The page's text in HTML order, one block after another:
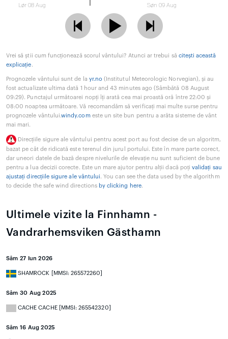
Lør 08 Aug Søn 09 Aug
Vrei să știi cum funcționează scorul vântului? Atunci ar trebui să citești această
explicație.
Prognozele vântului sunt de la yr.no (Institutul Meteorologic Norvegian), și au
fost actualizate ultima dată 1 hour and 43 minutes ago (Sâmbătă 08 August
09:29). Punctajul următoarei nopți îți arată cea mai proastă oră între 22:00 și
08:00 noaptea următoare. Vă recomandăm să verificați mai multe surse pentru
prognozele vântului.windy.comeste un site bun pentru a arăta sisteme de vânt
mai mari.
Direcțiile sigure ale vântului pentru acest port au fost decise de un algoritm,
bazat pe cât de ridicată este terenul din jurul portului. Este în mare parte corect,
dar uneori datele de bază despre nivelurile de elevație nu sunt suficient de bune
pentru a lua decizii corecte. Este un mare ajutor pentru alții dacă poțivalidați sau
ajustați direcțiile sigure ale vântului. You can see the data used by the algorithm
to decide the safe wind directions by clicking here.
Ultimele vizite la Finnhamn -
Vandrarhemsviken Gästhamn
Sâm 27 Iun 2026
SHAMROCK [MMSI: 265572260]
Sâm 30 Aug 2025
CACHE CACHE [MMSI: 265542320]
Sâm 16 Aug 2025